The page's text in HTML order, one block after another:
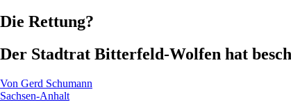
Die Rettung?
Der Stadtrat Bitterfeld-Wolfen hat
Von Gerd Schumann
Sachsen-Anhalt